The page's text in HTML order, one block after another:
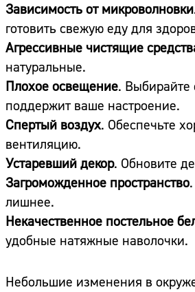
Зависимость от микроволновки
готовить свежую еду для
Агрессивные чистящие
натуральные.
Плохое освещение. Выбирайте
поддержит ваше настроение.
Спертый воздух. Обеспечьте
вентиляцию.
Устаревший декор. Обновите
Загроможденное пространство
лишнее.
Некачественное постельное
удобные натяжные наволочки.
Небольшие изменения в